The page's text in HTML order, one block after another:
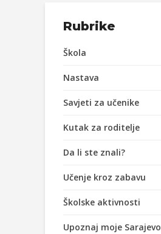
Rubrike
Škola
Nastava
Savjeti za učenike
Kutak za roditelje
Da li ste znali?
Učenje kroz zabavu
Školske aktivnosti
Upoznaj moje Sarajevo